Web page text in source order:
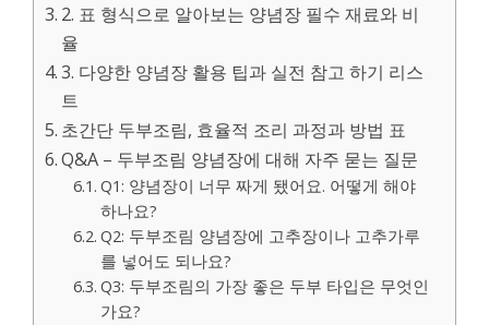
2. 표 형식으로 알아보는 양념장 필수 재료와 비
율
3. 다양한 양념장 활용 팁과 실전 참고 하기 리스
트
초간단 두부조림, 효율적 조리 과정과 방법 표
Q&A – 두부조림 양념장에 대해 자주 묻는 질문
Q1: 양념장이 너무 짜게 됐어요. 어떻게 해야
하나요?
Q2: 두부조림 양념장에 고추장이나 고추가루
를 넣어도 되나요?
Q3: 두부조림의 가장 좋은 두부 타입은 무엇인
가요?